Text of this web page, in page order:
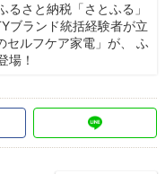
るさと納税「さとふる」
ブランド統括経験者が立
セルフケア家電」が、 ふ
場！